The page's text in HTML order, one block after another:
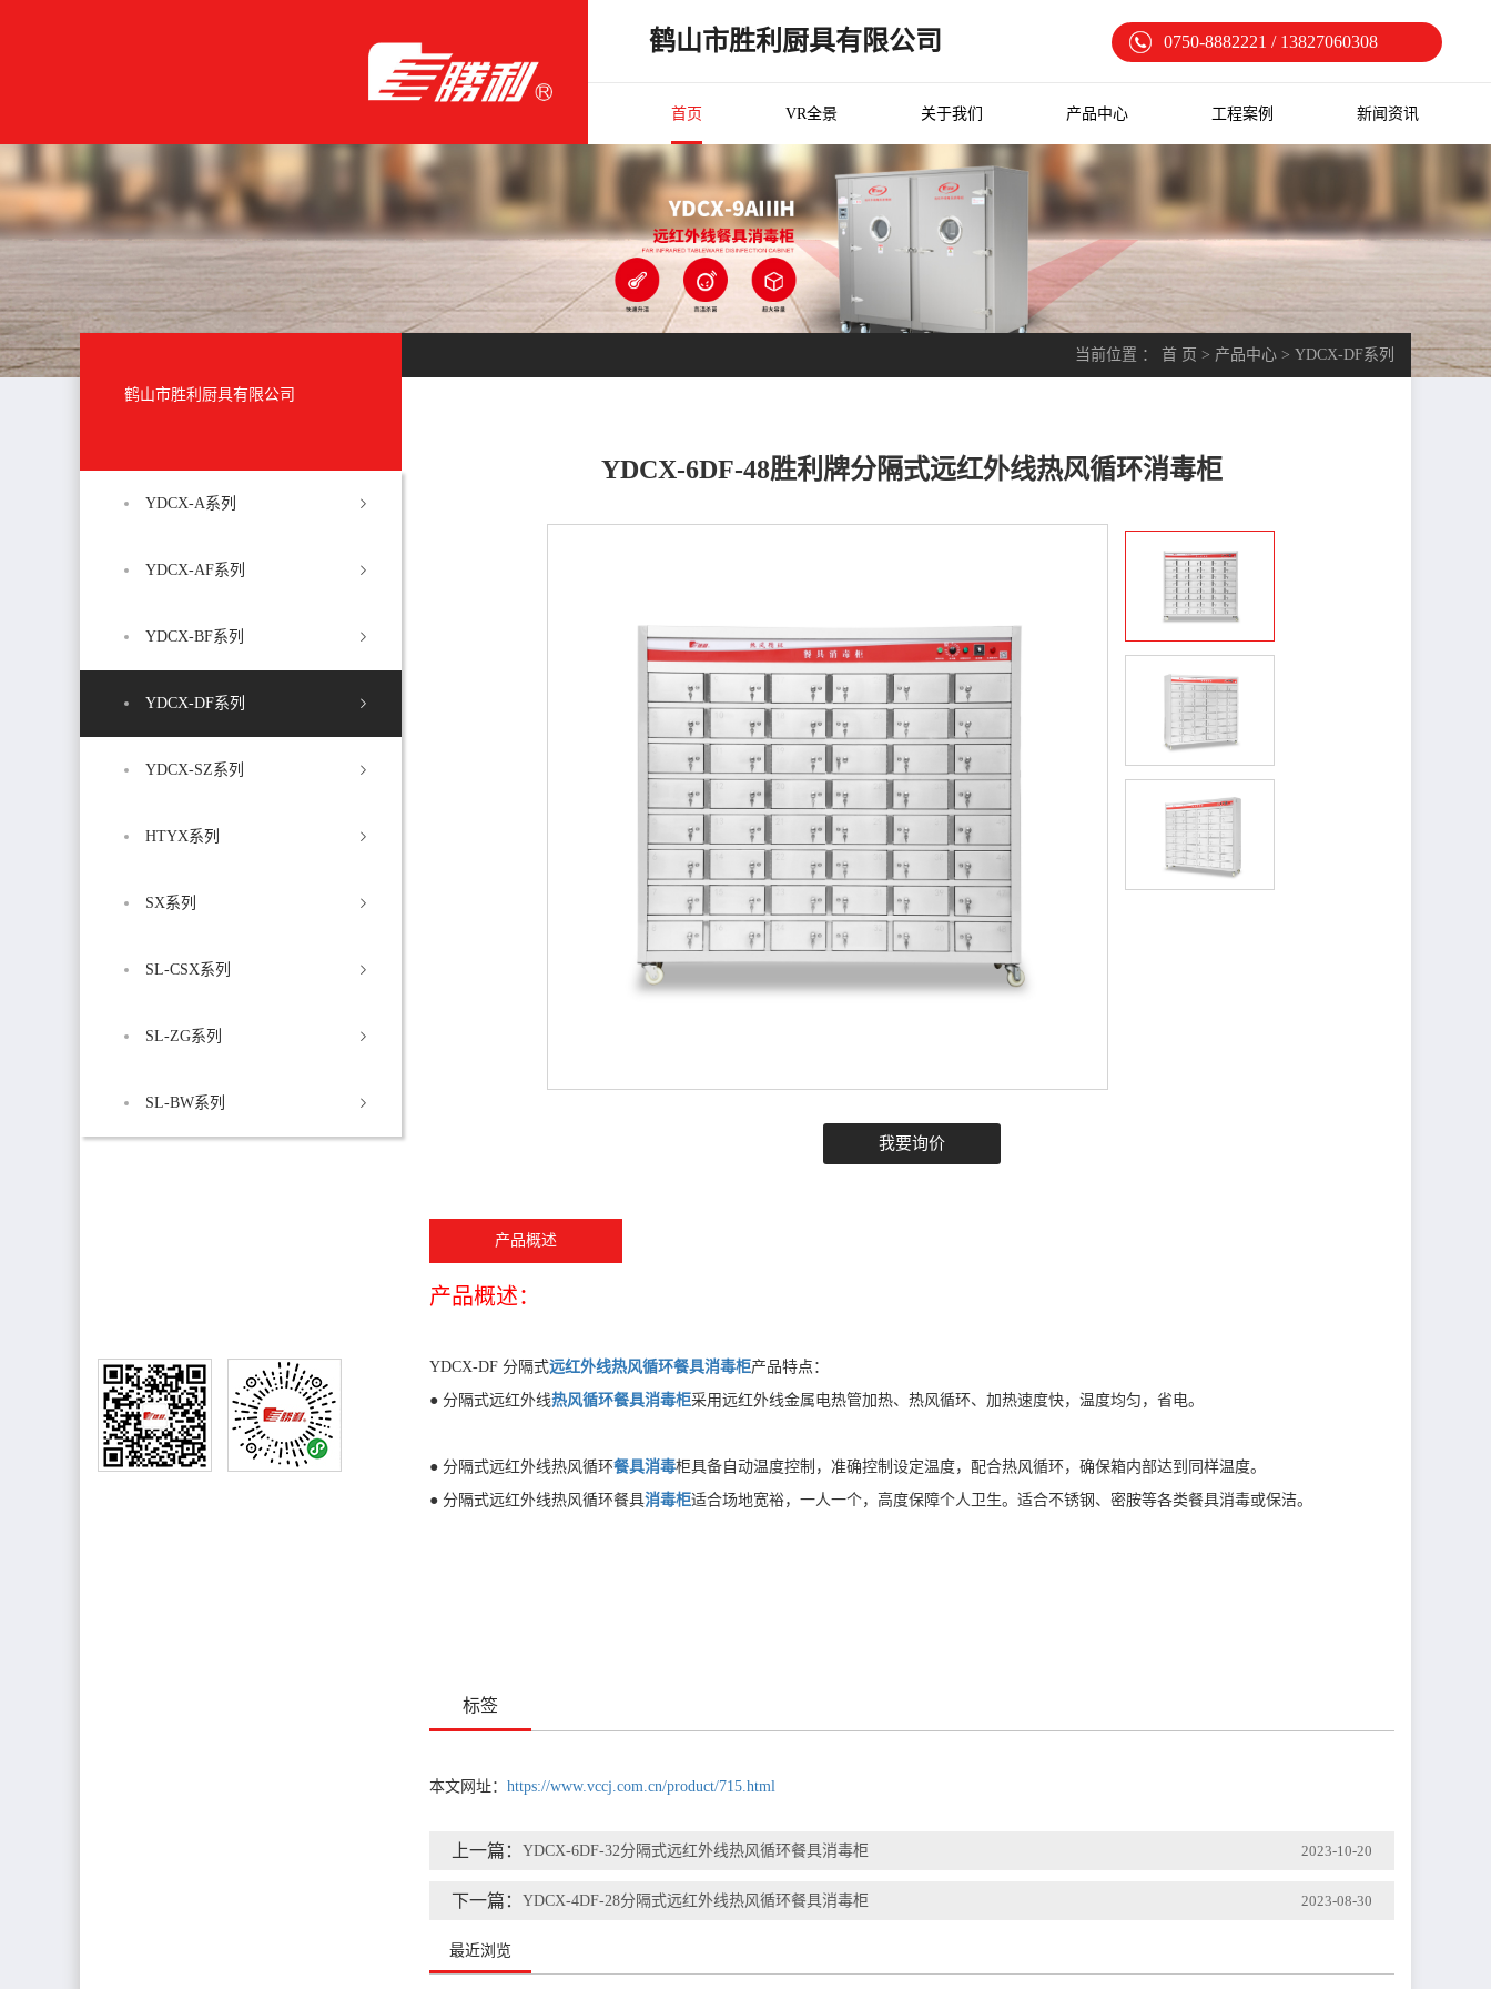
鹤山市胜利厨具有限公司 0750-8882221 / 13827060308
首页 VR全景 关于我们 产品中心 工程案例 新闻资讯
鹤山市胜利厨具有限公司
YDCX-A系列
YDCX-AF系列
YDCX-BF系列
YDCX-DF系列
YDCX-SZ系列
HTYX系列
SX系列
SL-CSX系列
SL-ZG系列
SL-BW系列
当前位置 ： 首 页 > 产品中心 > YDCX-DF系列
YDCX-6DF-48胜利牌分隔式远红外线热风循环消毒柜
我要询价
产品概述
产品概述：
YDCX-DF 分隔式远红外线热风循环餐具消毒柜产品特点：
● 分隔式远红外线热风循环餐具消毒柜采用远红外线金属电热管加热、热风循环、加热速度快，温度均匀，省电。
● 分隔式远红外线热风循环餐具消毒柜具备自动温度控制，准确控制设定温度，配合热风循环，确保箱内部达到同样温度。
● 分隔式远红外线热风循环餐具消毒柜适合场地宽裕，一人一个，高度保障个人卫生。适合不锈钢、密胺等各类餐具消毒或保洁。
标签
本文网址： https://www.vccj.com.cn/product/715.html
上一篇： YDCX-6DF-32分隔式远红外线热风循环餐具消毒柜 2023-10-20
下一篇： YDCX-4DF-28分隔式远红外线热风循环餐具消毒柜 2023-08-30
最近浏览